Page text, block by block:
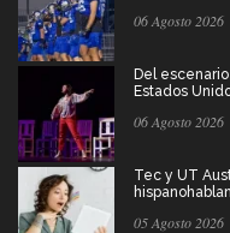
06 Agosto 2026
Del
Estados
06 Agosto 2026
Tec y UT
05 Agosto 2026